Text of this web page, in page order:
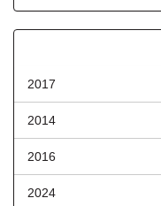
2017
2014
2016
2024